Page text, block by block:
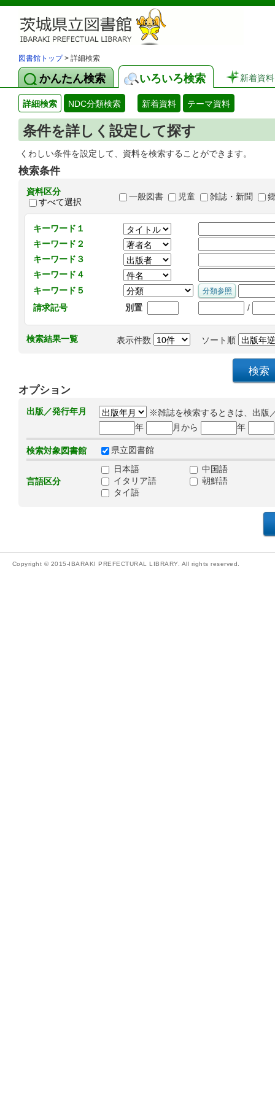
図書館トップ> 詳細検索
かんたん検索 いろいろ検索 新着資料
詳細検索 NDC分類検索 新着資料 テーマ資料
条件を詳しく設定して探す
くわしい条件を設定して、資料を検索することができます。
検索条件
資料区分
すべて選択
一般図書 児童 雑誌・新聞
キーワード１
キーワード２
キーワード３
キーワード４
キーワード５
請求記号
別置 /
検索結果一覧 表示件数 ソート順
オプション
出版／発行年月
※雑誌を検索するときは、出版
年
月から 年
検索対象図書館 県立図書館
言語区分
日本語
中国語
イタリア語
朝鮮語
タイ語
Copyright © 2015-IBARAKI PREFECTURAL LIBRARY. All rights reserved.